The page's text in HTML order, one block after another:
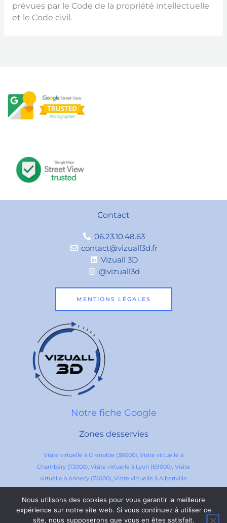
prévues par le Code de la propriété intellectuelle
et le Code civil.
Contact
06.23.10.48.63
contact@vizuall3d.fr
Vizuall 3D
@vizuall3d
MENTIONS LÉGALES
Notre fiche Google
Zones desservies
Visite virtuelle à Grenoble (38000), Visite virtuelle à
Chambéry (73000), Visite virtuelle à Lyon (69000), Visite
virtuelle à Annecy (74000), Visite virtuelle à Albertville
Bourg-Saint-Maurice (73700),Visite virtuelle Auvergne-
Rhône-Alpes,Visite virtuelle à Clermond-Ferrand (63000),
Nous utilisons des cookies pour vous garantir la meilleure
expérience sur notre site web. Si vous continuez à utiliser ce
site, nous supposerons que vous en êtes satisfait.